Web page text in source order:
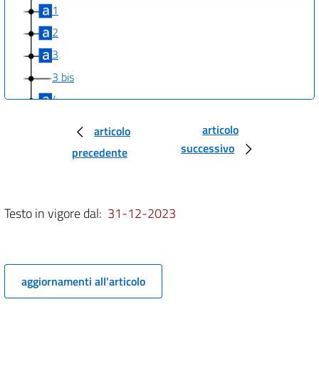
1
2
3
3 bis
4
Infrastrutture ferroviarie, edilizia giudiziaria((e opere pubbliche))
6 ter
Capo III
Innovazione tecnologica e transizione digitale
7
articolo
precedente
articolo
successivo
Testo in vigore dal: 31-12-2023
aggiornamenti all'articolo